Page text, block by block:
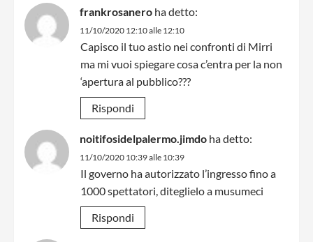
frankrosanero ha detto:
11/10/2020 12:10 alle 12:10
Capisco il tuo astio nei confronti di Mirri
ma mi vuoi spiegare cosa c’entra per la non
‘apertura al pubblico???
Rispondi
noitifosidelpalermo.jimdo ha detto:
11/10/2020 10:39 alle 10:39
Il governo ha autorizzato l’ingresso fino a
1000 spettatori, diteglielo a musumeci
Rispondi